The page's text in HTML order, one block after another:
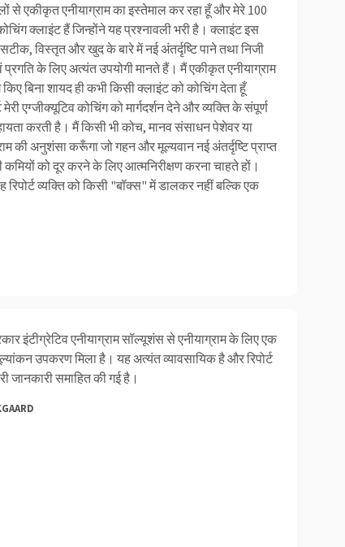
से एकीकृत एनीयाग्राम का इस्तेमाल कर रहा हूँ और मेरे 100
क्लाइंट हैं जिन्होंने यह प्रश्नावली भरी है। क्लाइंट इस
सटीक, विस्तृत और खुद के बारे में नई अंतर्दृष्टि पाने तथा निजी
प्रगति के लिए अत्यंत उपयोगी मानते हैं। मैं एकीकृत एनीयाग्राम
बिना शायद ही कभी किसी क्लाइंट को कोचिंग देता हूँ
मेरी एग्जीक्यूटिव कोचिंग को मार्गदर्शन देने और व्यक्ति के संपूर्ण
करती है। मैं किसी भी कोच, मानव संसाधन पेशेवर या
की अनुशंसा करूँगा जो गहन और मूल्यवान नई अंतर्दृष्टि प्राप्त
को दूर करने के लिए आत्मनिरीक्षण करना चाहते हों।
व्यक्ति को किसी "बॉक्स" में डालकर नहीं बल्कि एक
इंटीग्रेटिव एनीयाग्राम सॉल्यूशंस से एनीयाग्राम के लिए एक
उपकरण मिला है। यह अत्यंत व्यावसायिक है और रिपोर्ट
जानकारी समाहित की गई है।